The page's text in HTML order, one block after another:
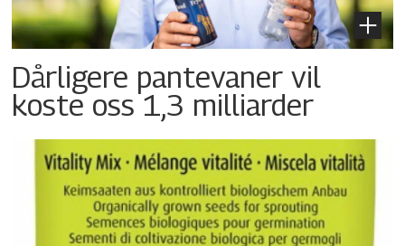
Dårligere pantevaner vil
koste oss 1,3 milliarder